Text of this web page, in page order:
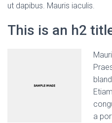
ut dapibus. Mauris iaculis.
This is an h2
a